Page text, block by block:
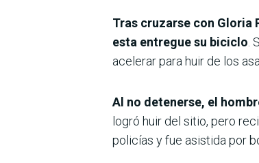
Tras cruzarse con Gloria
esta entregue su biciclo
acelerar para huir de los
Al no detenerse, el
logró huir del sitio, pero
policías y fue asistida por